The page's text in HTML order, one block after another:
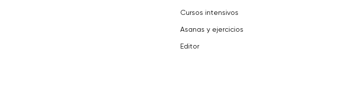
Cursos intensivos
Asanas y ejercicios
Editor